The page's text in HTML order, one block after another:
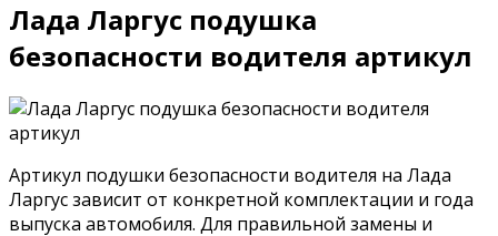
Лада Ларгус подушка
безопасности водителя артикул
Артикул подушки безопасности водителя на Лада
Ларгус зависит от конкретной комплектации и года
выпуска автомобиля. Для правильной замены и